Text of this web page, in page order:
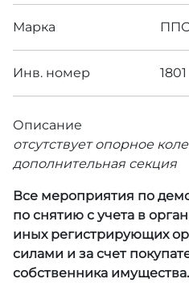
Марка
Инв. номер 1801
Описание
отсутствует опорное
дополнительная секция
Все мероприятия по
по снятию с учета в
иных регистрирующих
силами и за счет
собственника